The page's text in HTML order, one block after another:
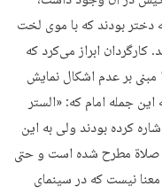
بودند که با موی لخت
کارگردان ابراز می‌کرد که
بر عدم اشکال نمایش
جمله امام که: «الستر
کرده بودند ولی به این
صلاة مطرح شده است و حتی
نیست که در سینمای